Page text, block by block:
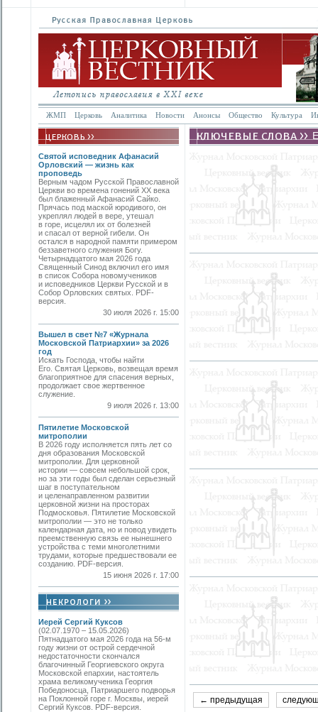
ЖМП Церковь Аналитика Новости Анонсы Общество Культура
Святой исповедник Афанасий
Орловский — жизнь как
проповедь
Верным чадом Русской Православной
Церкви во времена гонений XX века
был блаженный Афанасий Сайко.
Прячась под маской юродивого, он
укреплял людей в вере, утешал
в горе, исцелял их от болезней
и спасал от верной гибели. Он
остался в народной памяти примером
беззаветного служения Богу.
Четырнадцатого мая 2026 года
Священный Синод включил его имя
в список Собора новомучеников
и исповедников Церкви Русской и в
Собор Орловских святых. PDF-
версия.
30 июля 2026 г. 15:00
Вышел в свет №7 «Журнала
Московской Патриархии» за 2026
год
Искать Господа, чтобы найти
Его. Святая Церковь, возвещая время
благоприятное для спасения верных,
продолжает свое жертвенное
служение.
9 июля 2026 г. 13:00
Пятилетие Московской
митрополии
В 2026 году исполняется пять лет со
дня образования Московской
митрополии. Для церковной
истории — совсем небольшой срок,
но за эти годы был сделан серьезный
шаг в поступательном
и целенаправленном развитии
церковной жизни на просторах
Подмосковья. Пятилетие Московской
митрополии — это не только
календарная дата, но и повод увидеть
преемственную связь ее нынешнего
устройства с теми многолетними
трудами, которые предшествовали ее
созданию. PDF-версия.
15 июня 2026 г. 17:00
Иерей Сергий Куксов
(02.07.1970 – 15.05.2026)
Пятнадцатого мая 2026 года на 56-м
году жизни от острой сердечной
недостаточности скончался
благочинный Георгиевского округа
Московской епархии, настоятель
храма великомученика Георгия
Победоносца, Патриаршего подворья
на Поклонной горе г. Москвы, иерей
Сергий Куксов. PDF-версия.
← предыдущая